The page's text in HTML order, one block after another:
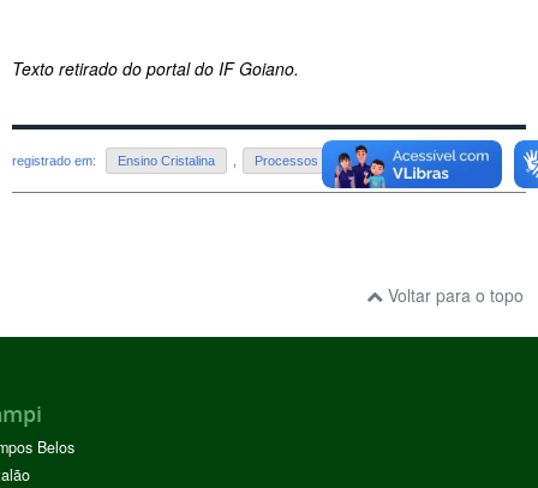
Texto retirado do portal do IF Goiano.
registrado em: Ensino Cristalina Processos Seletivos - Cristalina
Voltar para o topo
Belos